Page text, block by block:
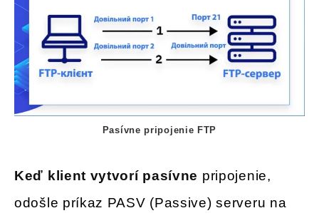
Pasívne pripojenie FTP
Keď klient vytvorí pasívne pripojenie,
odošle príkaz PASV (Passive) serveru na